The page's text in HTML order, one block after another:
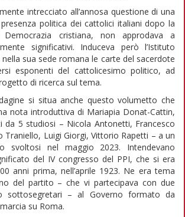
intrecciato all’annosa questione di una
politica dei cattolici italiani dopo la
Democrazia cristiana, non approdava a
significativi. Induceva però l’Istituto
sua sede romana le carte del sacerdote
esponenti del cattolicesimo politico, ad
di ricerca sul tema.
si situa anche questo volumetto che
nota introduttiva di Mariapia Donat-Cattin,
da 5 studiosi – Nicola Antonetti, Francesco
Traniello, Luigi Giorgi, Vittorio Rapetti – a un
svoltosi nel maggio 2023. Intendevano
del IV congresso del PPI, che si era
anni prima, nell’aprile 1923. Ne era tema
del partito – che vi partecipava con due
sottosegretari – al Governo formato da
su Roma.